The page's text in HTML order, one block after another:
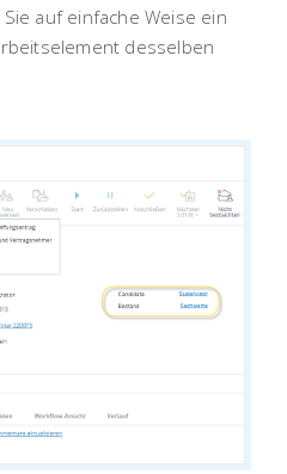
auf einfache Weise ein
desselben